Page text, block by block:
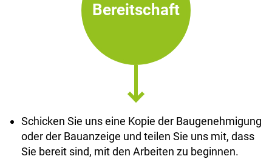
Bereitschaft
Schicken Sie uns eine Kopie der Baugenehmigung
oder der Bauanzeige und teilen Sie uns mit, dass
Sie bereit sind, mit den Arbeiten zu beginnen.